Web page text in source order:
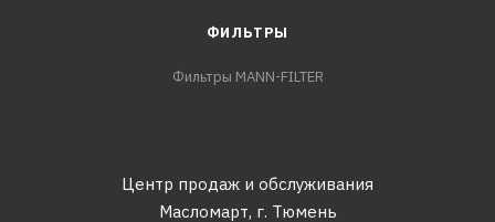
ФИЛЬТРЫ
Фильтры MANN-FILTER
Центр продаж и обслуживания
Масломарт, г. Тюмень